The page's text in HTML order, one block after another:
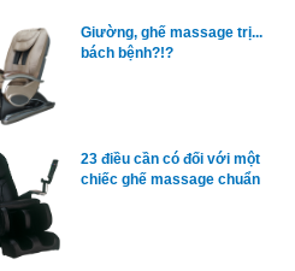
Giường, ghế massage trị...
bách bệnh?!?
23 điều cần có đối với một
chiếc ghế massage chuẩn